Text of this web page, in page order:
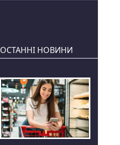
ОСТАННІ НОВИНИ